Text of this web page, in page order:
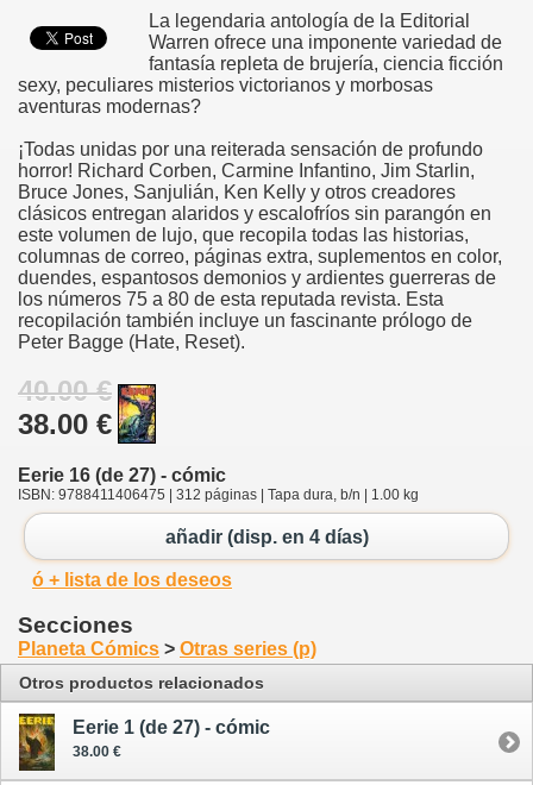
La legendaria antología de la Editorial
Warren ofrece una imponente variedad de
fantasía repleta de brujería, ciencia ficción
sexy, peculiares misterios victorianos y morbosas
aventuras modernas?
¡Todas unidas por una reiterada sensación de profundo
horror! Richard Corben, Carmine Infantino, Jim Starlin,
Bruce Jones, Sanjulián, Ken Kelly y otros creadores
clásicos entregan alaridos y escalofríos sin parangón en
este volumen de lujo, que recopila todas las historias,
columnas de correo, páginas extra, suplementos en color,
duendes, espantosos demonios y ardientes guerreras de
los números 75 a 80 de esta reputada revista. Esta
recopilación también incluye un fascinante prólogo de
Peter Bagge (Hate, Reset).
40.00 €
38.00 €
Eerie 16 (de 27) - cómic
ISBN: 9788411406475 | 312 páginas | Tapa dura, b/n | 1.00 kg
añadir (disp. en 4 días)
ó + lista de los deseos
Secciones
Planeta Cómics > Otras series (p)
Otros productos relacionados
Eerie 1 (de 27) - cómic
38.00 €